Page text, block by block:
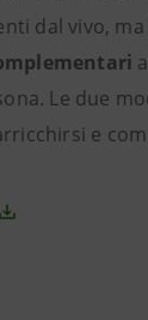
dal vivo, ma
Le due
e